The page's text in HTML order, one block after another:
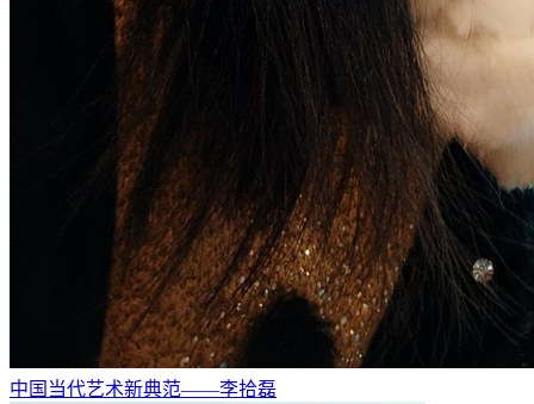
中国当代艺术新典范——李拾磊